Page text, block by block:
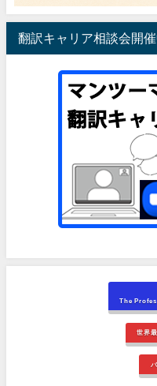
翻訳キャリア相談会開催
The
世界